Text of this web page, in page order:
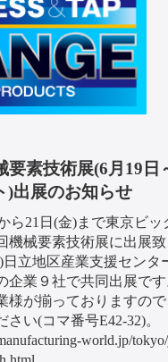
要素技術展(6月19日
)出展のお知らせ
ら21日(金)まで東京ビ
機械要素技術展に出展致
立地区産業支援センタ
企業９社で共同出展です
様が揃っておりますの
さい(コマ番号E42-32)。
world.jp/